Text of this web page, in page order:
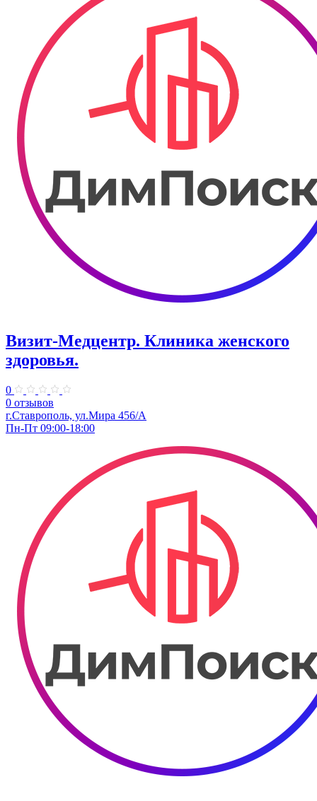
Визит-Медцентр. Клиника женского
здоровья.
0
0 отзывов
г.Ставрополь, ул.Мира 456/А
Пн-Пт 09:00-18:00